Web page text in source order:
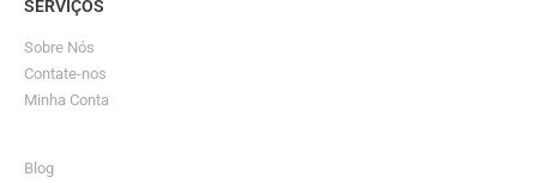
SERVIÇOS
Sobre Nós
Contate-nos
Minha Conta
Blog